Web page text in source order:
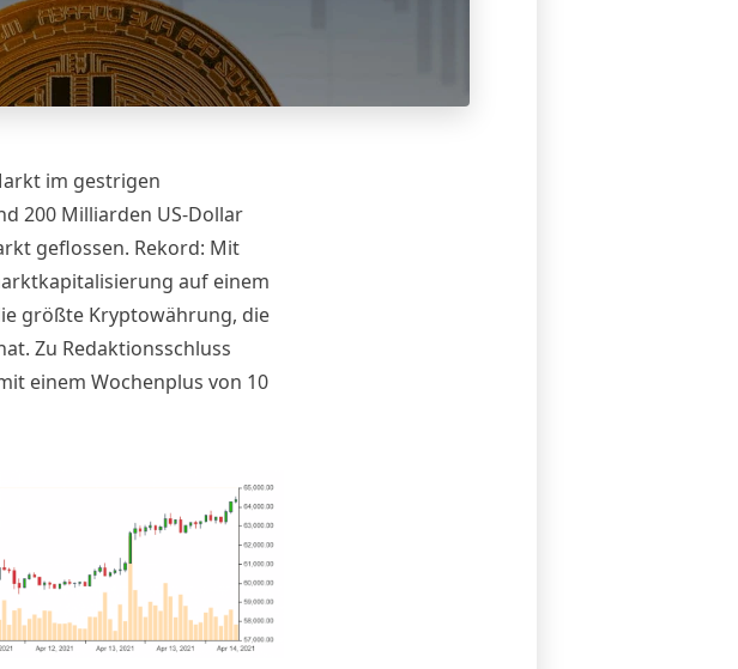
im gestrigen
200 Milliarden US-Dollar
geflossen. Rekord: Mit
auf einem
größte Kryptowährung, die
Zu Redaktionsschluss
einem Wochenplus von 10